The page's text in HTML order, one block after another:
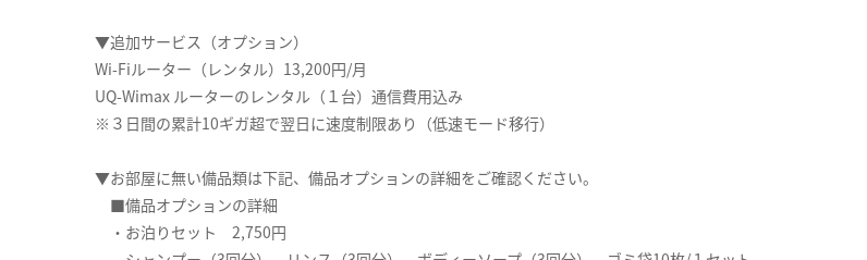
▼追加サービス（オプション）
Wi-Fiルーター（レンタル）13,200円/月
UQ-Wimax ルーターのレンタル（１台）通信費用込み
※３日間の累計10ギガ超で翌日に速度制限あり（低速モード移行）
▼お部屋に無い備品類は下記、備品オプションの詳細をご確認ください。
■備品オプションの詳細
・お泊りセット 2,750円